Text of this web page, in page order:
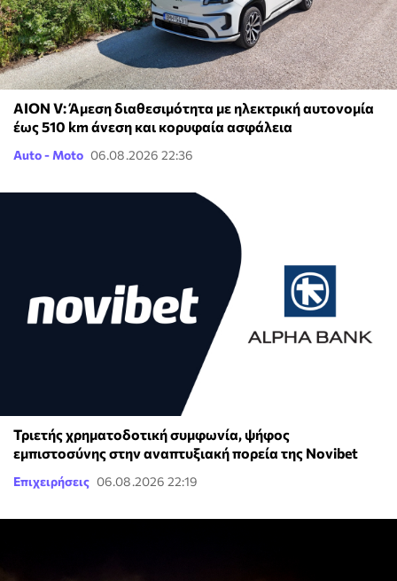
AION V: Άμεση διαθεσιμότητα με ηλεκτρική αυτονομία
έως 510 km άνεση και κορυφαία ασφάλεια
Auto - Moto 06.08.2026 22:36
Τριετής χρηματοδοτική συμφωνία, ψήφος
εμπιστοσύνης στην αναπτυξιακή πορεία της Novibet
Επιχειρήσεις 06.08.2026 22:19